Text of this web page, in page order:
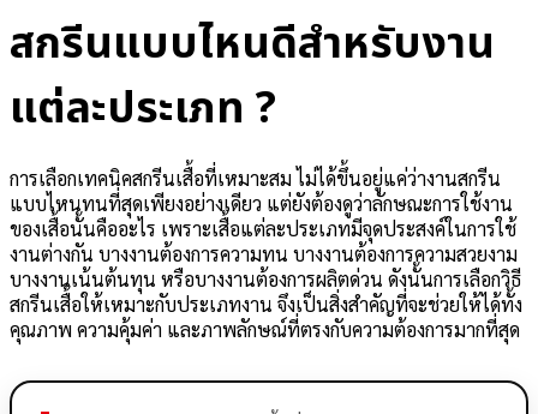
สกรีนแบบไหนดีสำหรับงาน
แต่ละประเภท ?
การเลือกเทคนิคสกรีนเสื้อที่เหมาะสม ไม่ได้ขึ้นอยู่แค่ว่างานสกรีน
แบบไหนทนที่สุดเพียงอย่างเดียว แต่ยังต้องดูว่าลักษณะการใช้งาน
ของเสื้อนั้นคืออะไร เพราะเสื้อแต่ละประเภทมีจุดประสงค์ในการใช้
งานต่างกัน บางงานต้องการความทน บางงานต้องการความสวยงาม
บางงานเน้นต้นทุน หรือบางงานต้องการผลิตด่วน ดังนั้นการเลือกวิธี
สกรีนเสื้อให้เหมาะกับประเภทงาน จึงเป็นสิ่งสำคัญที่จะช่วยให้ได้ทั้ง
คุณภาพ ความคุ้มค่า และภาพลักษณ์ที่ตรงกับความต้องการมากที่สุด